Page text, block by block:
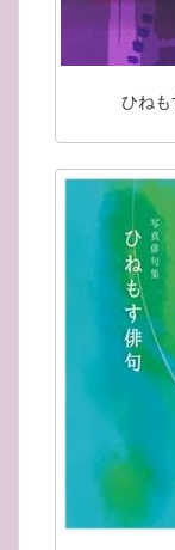
ひね